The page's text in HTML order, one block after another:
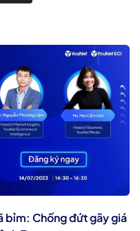
bỉm: Chống đứt gãy giá